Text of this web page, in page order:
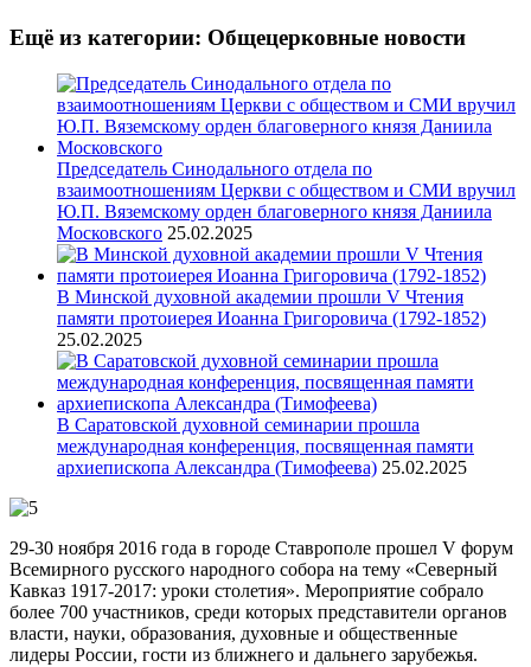
Ещё из категории: Общецерковные новости
Председатель Синодального отдела по
взаимоотношениям Церкви с обществом и СМИ вручил
Ю.П. Вяземскому орден благоверного князя Даниила
Московского 25.02.2025
В Минской духовной академии прошли V Чтения
памяти протоиерея Иоанна Григоровича (1792-1852)
25.02.2025
В Саратовской духовной семинарии прошла
международная конференция, посвященная памяти
архиепископа Александра (Тимофеева) 25.02.2025
29-30 ноября 2016 года в городе Ставрополе прошел V форум
Всемирного русского народного собора на тему «Северный
Кавказ 1917-2017: уроки столетия». Мероприятие собрало
более 700 участников, среди которых представители органов
власти, науки, образования, духовные и общественные
лидеры России, гости из ближнего и дальнего зарубежья.